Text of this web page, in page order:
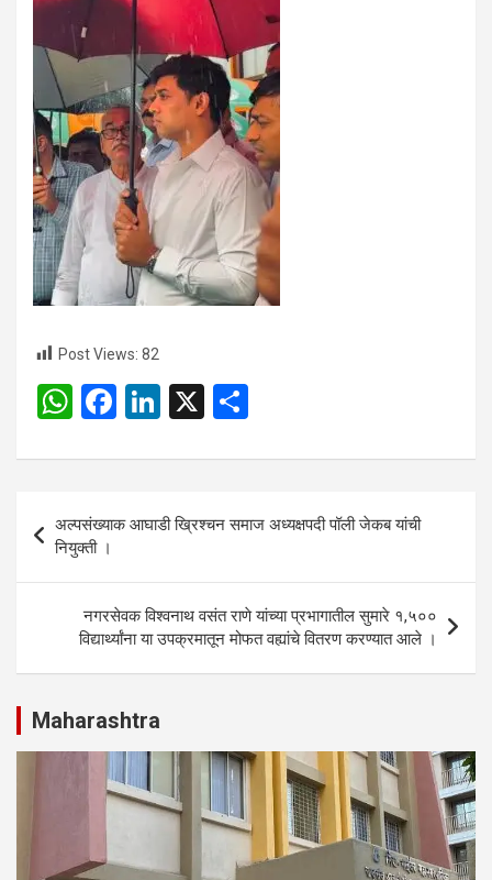
Post Views: 82
W
at
s
A
p
p
F
ce
o
o
k
Li
ke
dI
n
X
ar
navigation
अल्पसंख्याक आघाडी ख्रिश्चन समाज अध्यक्षपदी पॉली जेकब यांची
नियुक्ती ।
नगरसेवक विश्वनाथ वसंत राणे यांच्या प्रभागातील सुमारे १,५००
विद्यार्थ्यांना या उपक्रमातून मोफत वह्यांचे वितरण करण्यात आले ।
Maharashtra